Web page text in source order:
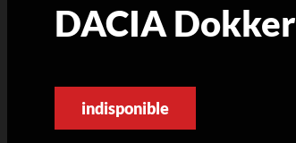
DACIA Dokker
indisponible